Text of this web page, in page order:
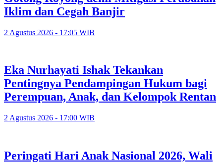
Iklim dan Cegah Banjir
2 Agustus 2026 - 17:05 WIB
Eka Nurhayati Ishak Tekankan
Pentingnya Pendampingan Hukum bagi
Perempuan, Anak, dan Kelompok Rentan
2 Agustus 2026 - 17:00 WIB
Peringati Hari Anak Nasional 2026, Wali